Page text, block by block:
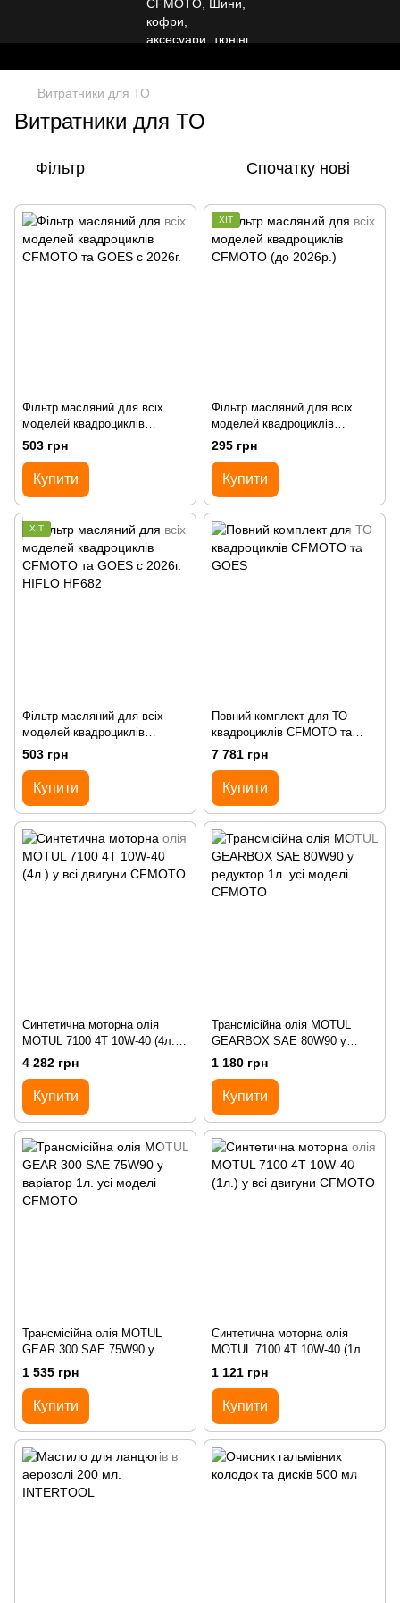
Витратники для ТО
Витратники для ТО
Фільтр Спочатку нові
Фільтр масляний для всіх
моделей квадроциклів
CFMOTO та GOES с 2026г.
503 грн
Купити
ХІТ
Фільтр масляний для всіх
моделей квадроциклів
CFMOTO (до 2026р.)
295 грн
Купити
ХІТ
Фільтр масляний для всіх
моделей квадроциклів
CFMOTO та GOES с 2026г.
HIFLO HF682
503 грн
Купити
Повний комплект для ТО
квадроциклів CFMOTO та
GOES
7 781 грн
Купити
Синтетична моторна олія
MOTUL 7100 4T 10W-40 (4л.) у
всі двигуни CFMOTO
4 282 грн
Купити
Трансмісійна олія MOTUL
GEARBOX SAE 80W90 у
редуктор 1л. усі моделі
CFMOTO
1 180 грн
Купити
Трансмісійна олія MOTUL
GEAR 300 SAE 75W90 у
варіатор 1л. усі моделі
CFMOTO
1 535 грн
Купити
Синтетична моторна олія
MOTUL 7100 4T 10W-40 (1л.) у
всі двигуни CFMOTO
1 121 грн
Купити